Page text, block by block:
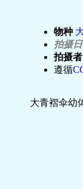
物种
拍摄
拍摄者
遵循
大青褶伞幼